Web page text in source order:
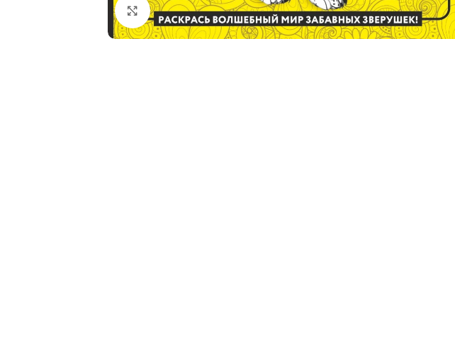
Click to enlarge